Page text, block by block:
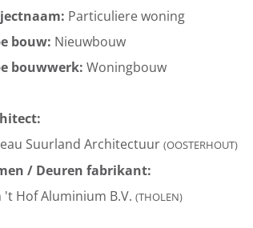
Particuliere woning
bouw: Nieuwbouw
bouwwerk: Woningbouw
Suurland Architectuur (OOSTERHOUT)
/ Deuren fabrikant:
't Hof Aluminium B.V. (THOLEN)